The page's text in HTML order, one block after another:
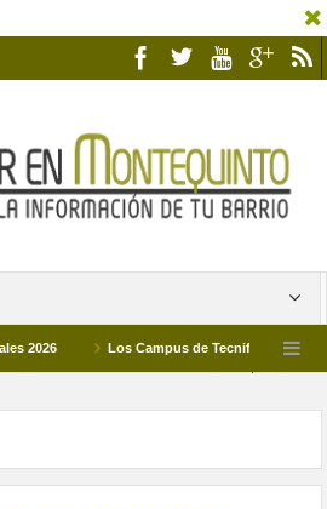
Los Campus de Tecnificación Deportiva